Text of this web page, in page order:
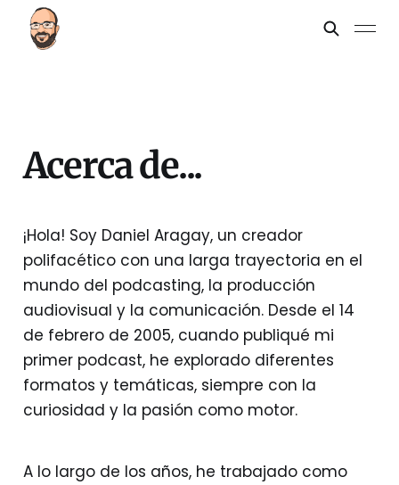
Acerca de...
¡Hola! Soy Daniel Aragay, un creador
polifacético con una larga trayectoria en el
mundo del podcasting, la producción
audiovisual y la comunicación. Desde el 14
de febrero de 2005, cuando publiqué mi
primer podcast, he explorado diferentes
formatos y temáticas, siempre con la
curiosidad y la pasión como motor.
A lo largo de los años, he trabajado como